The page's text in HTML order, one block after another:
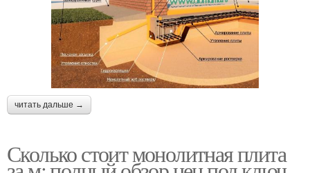
читать дальше →
Сколько стоит монолитная плита